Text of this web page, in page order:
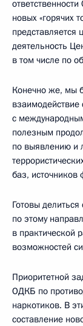
новых «горячих
представляется
деятельность
в том числе по
Конечно же, мы
с
полезным
по выявлению и
баз, источников
Готовы
по этому
в практической
возможностей
Приоритетной
ОДКБ по
наркотиков. В
составление